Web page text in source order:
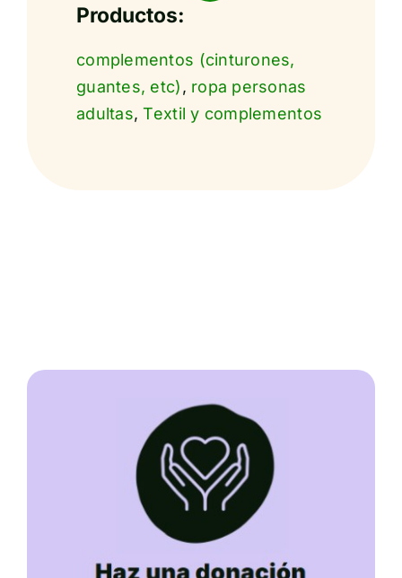
Productos:
complementos (cinturones,
guantes, etc), ropa personas
adultas,Textil y complementos